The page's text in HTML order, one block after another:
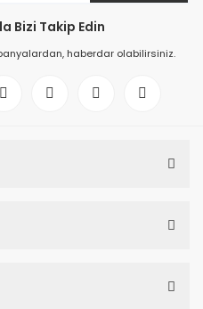
Bizi Takip Edin
haberdar olabilirsiniz.